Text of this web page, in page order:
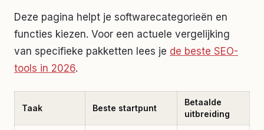
Deze pagina helpt je softwarecategorieën en
functies kiezen. Voor een actuele vergelijking
van specifieke pakketten lees je de beste SEO-
tools in 2026.
Taak Beste startpunt
Betaalde
uitbreiding